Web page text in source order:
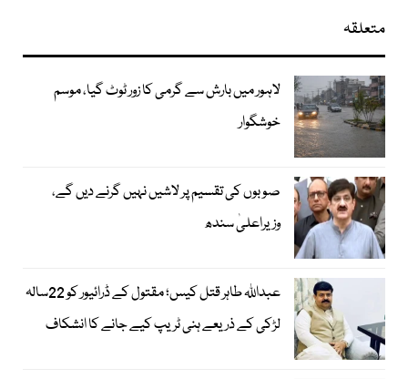
متعلقہ
لاہور میں بارش سے گرمی کا زور ٹوٹ گیا، موسم
خوشگوار
صوبوں کی تقسیم پر لاشیں نہیں گرنے دیں گے،
وزیراعلیٰ سندھ
عبداللہ طاہر قتل کیس؛ مقتول کے ڈرائیور کو 22سالہ
لڑکی کے ذریعے ہنی ٹریپ کیے جانے کا انشکاف